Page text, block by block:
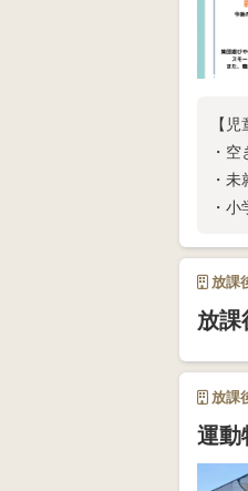
【
・
・
・
お気
放課
放
放課
運動